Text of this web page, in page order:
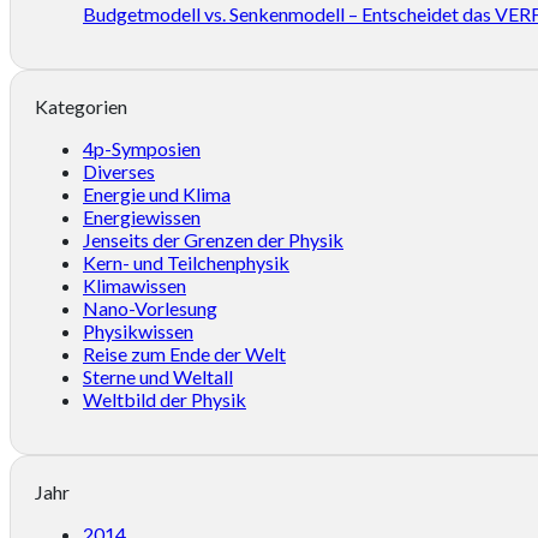
Budgetmodell vs. Senkenmodell – Entscheidet das
Kategorien
4p-Symposien
Diverses
Energie und Klima
Energiewissen
Jenseits der Grenzen der Physik
Kern- und Teilchenphysik
Klimawissen
Nano-Vorlesung
Physikwissen
Reise zum Ende der Welt
Sterne und Weltall
Weltbild der Physik
Jahr